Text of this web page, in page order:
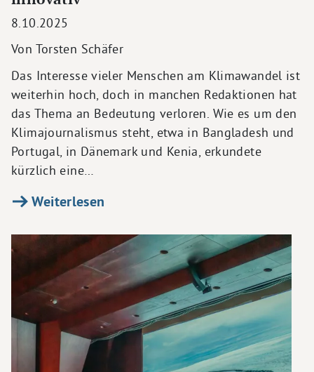
8.10.2025
Von Torsten Schäfer
Das Interesse vieler Menschen am Klimawandel ist
weiterhin hoch, doch in manchen Redaktionen hat
das Thema an Bedeutung verloren. Wie es um den
Klimajournalismus steht, etwa in Bangladesh und
Portugal, in Dänemark und Kenia, erkundete
kürzlich eine…
Weiterlesen